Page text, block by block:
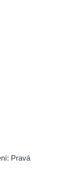
Pravá